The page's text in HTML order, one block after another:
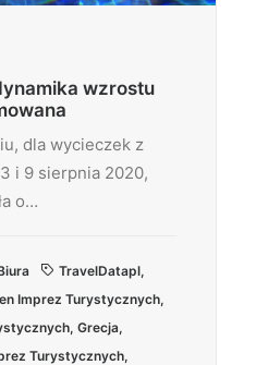
wzrostu
dla wycieczek z
i 9 sierpnia 2020,
o…
TravelDatapl,
Imprez Turystycznych,
, Grecja,
Turystycznych,